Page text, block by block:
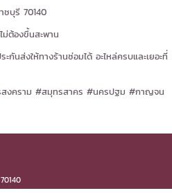
ชบุรี 70140
ม่ต้องขึ้นสะพาน
นส่งให้ทางร้านซ่อมได้ อะไหล่ครบและเยอะที่
งคราม #สมุทรสาคร #นครปฐม #กาญจน